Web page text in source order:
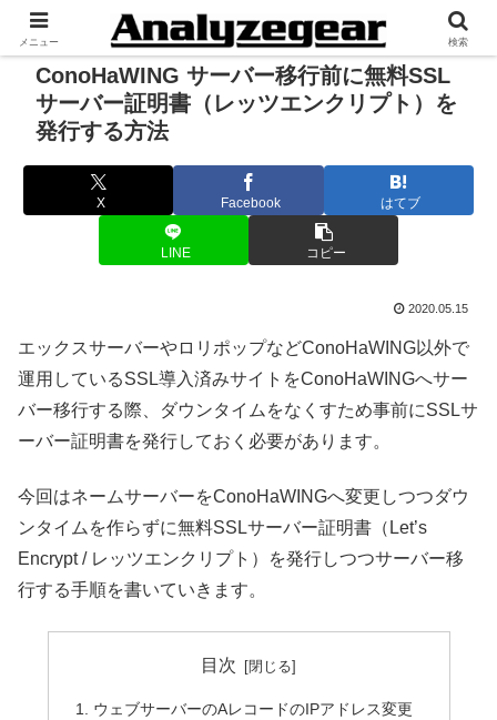
ConoHaWING サーバー移行前に無料SSL
サーバー証明書（レッツエンクリプト）を
発行する方法
X Facebook はてブ
LINE コピー
2020.05.15
エックスサーバーやロリポップなどConoHaWING以外で
運用しているSSL導入済みサイトをConoHaWINGへサー
バー移行する際、ダウンタイムをなくすため事前にSSLサ
ーバー証明書を発行しておく必要があります。
今回はネームサーバーをConoHaWINGへ変更しつつダウ
ンタイムを作らずに無料SSLサーバー証明書（Let’s
Encrypt / レッツエンクリプト）を発行しつつサーバー移
行する手順を書いていきます。
目次
ウェブサーバーのAレコードのIPアドレス変更
メニュー 検索